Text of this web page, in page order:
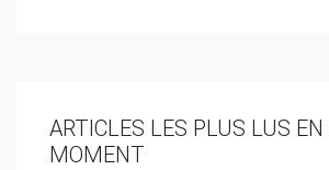
ARTICLES LES PLUS LUS EN
MOMENT